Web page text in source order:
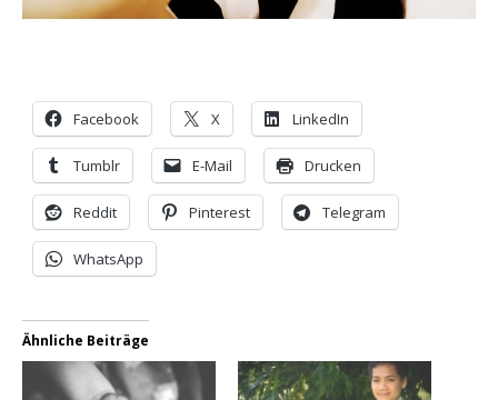
Facebook X LinkedIn
Tumblr E-Mail Drucken
Reddit Pinterest Telegram
WhatsApp
Ähnliche Beiträge